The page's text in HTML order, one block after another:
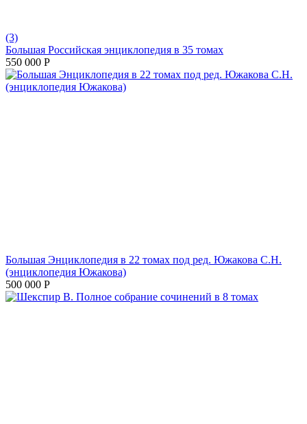
(3)
Большая Российская энциклопедия в 35 томах
550 000 Р
Большая Энциклопедия в 22 томах под ред. Южакова С.Н.
(энциклопедия Южакова)
500 000 Р